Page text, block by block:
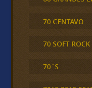
70 CENTAVO
70 SOFT ROCK
70´S